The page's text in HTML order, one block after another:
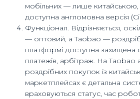
мобільних — лише китайською,
доступна англомовна версія
Функціонал. Відрізняється,
— оптовий, а Taobao —
платформі доступна захищена
платежів, арбітраж. На Taobao
роздрібних покупок із
маркетплейсах є детальна
враховуються статус, час